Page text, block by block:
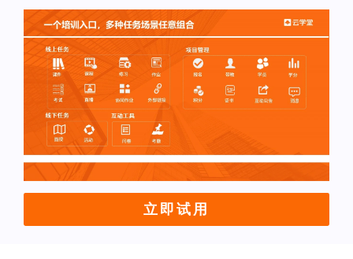
立即试用